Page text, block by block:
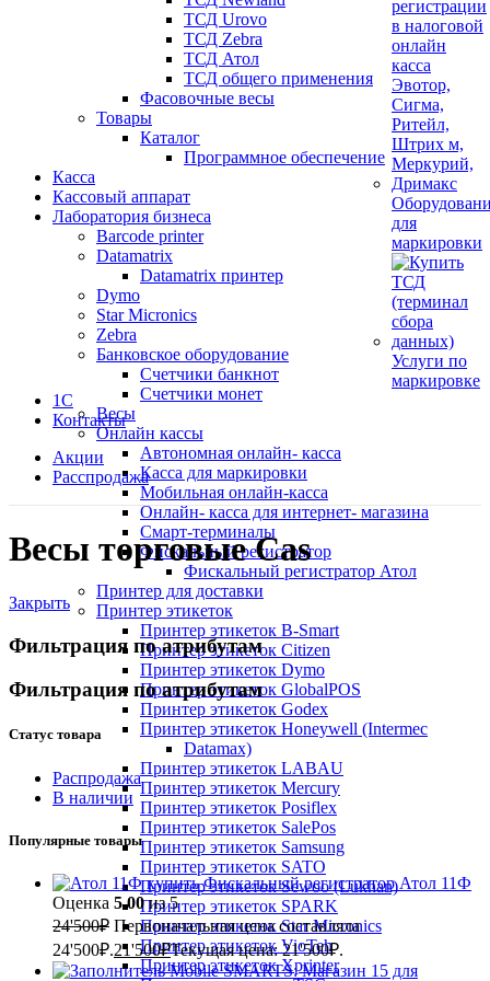
ТСД Urovo
ТСД Zebra
ТСД Атол
ТСД общего применения
Фасовочные весы
Товары
Каталог
Программное обеспечение
Касса
Кассовый аппарат
Лаборатория бизнеса
Barcode printer
Datamatrix
Datamatrix принтер
Dymo
Star Micronics
Zebra
Банковское оборудование
Счетчики банкнот
Счетчики монет
Весы
Онлайн кассы
Автономная онлайн- касса
Касса для маркировки
Мобильная онлайн-касса
Онлайн- касса для интернет- магазина
Смарт-терминалы
Фискальный регистратор
Фискальный регистратор Атол
Принтер для доставки
Принтер этикеток
Принтер этикеток B-Smart
Принтер этикеток Citizen
Принтер этикеток Dymo
Принтер этикеток GlobalPOS
Принтер этикеток Godex
Принтер этикеток Honeywell (Intermec
Datamax)
Принтер этикеток LABAU
Принтер этикеток Mercury
Принтер этикеток Posiflex
Принтер этикеток SalePos
Принтер этикеток Samsung
Принтер этикеток SATO
Принтер этикеток Sewoo (Lukhan)
Принтер этикеток SPARK
Принтер этикеток Star Micronics
Принтер этикеток VioTeh
Принтер этикеток Xprinter
для
маркировки
Услуги по
маркировке
1С
Контакты
Акции
Расспродажа
Весы торговые Cas
Закрыть
Фильтрация по атрибутам
Фильтрация по атрибутам
Статус товара
Распродажа
В наличии
Популярные товары
Фискальный регистратор Атол 11Ф
Оценка 5.00из 5
24'500₽ Первоначальная цена составляла
24'500₽.21'500₽Текущая цена: 21'500₽.
Mobile SMARTS: Магазин 15 для